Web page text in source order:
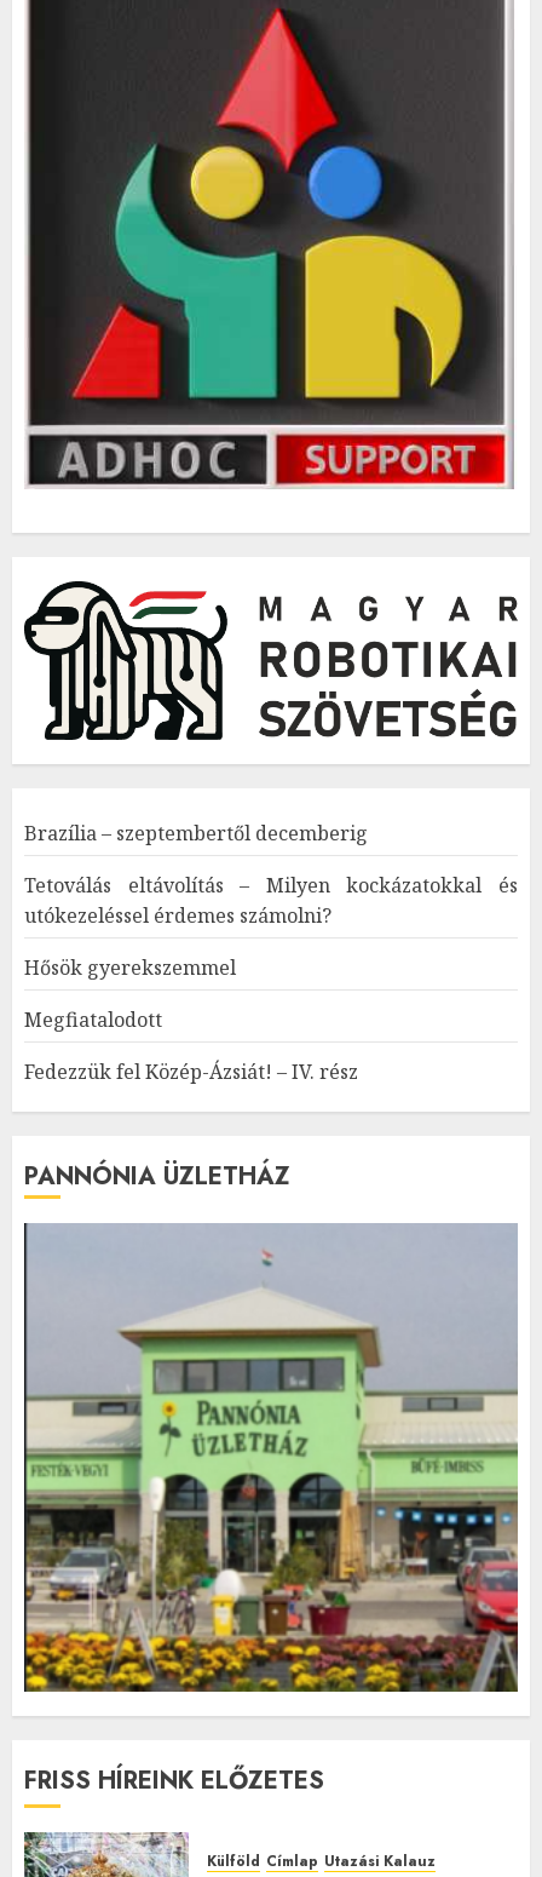
Brazília – szeptembertől decemberig
Tetoválás eltávolítás – Milyen kockázatokkal és
utókezeléssel érdemes számolni?
Hősök gyerekszemmel
Megfiatalodott
Fedezzük fel Közép-Ázsiát! – IV. rész
PANNÓNIA ÜZLETHÁZ
FRISS HÍREINK ELŐZETES
Külföld Címlap Utazási Kalauz